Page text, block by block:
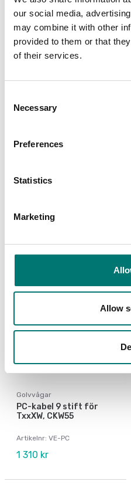
our social media,
may combine it with other
provided to them or that
of their services.
Selection
Necessary
Preferences
Statistics
Marketing
Allow
Kabelförskruvning kit,
M16 till D52
Golvvågar
PC-kabel 9 stift för
TxxXW, CKW55
Artikelnr: VE-PC
1 310 kr